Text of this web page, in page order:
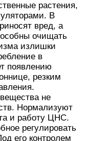
растения,
В
вред, а
очищать
излишки
в
появлению
резким
не
Нормализуют
и работу ЦНС.
регулировать
его контролем